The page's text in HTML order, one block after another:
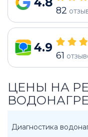
82
4.9
61
ЦЕНЫ НА
Диагностика